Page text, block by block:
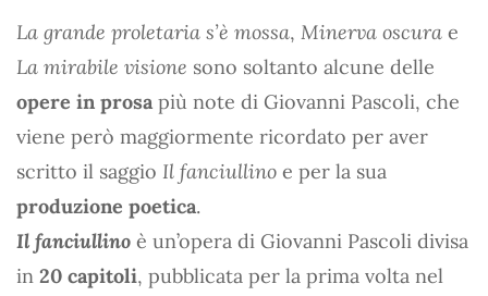
La grande proletaria s’è mossa, Minerva oscura e
La mirabile visione sono soltanto alcune delle
opere in prosa più note di Giovanni Pascoli, che
viene però maggiormente ricordato per aver
scritto il saggio Il fanciullino e per la sua
produzione poetica.
Il fanciullino è un’opera di Giovanni Pascoli divisa
in 20 capitoli, pubblicata per la prima volta nel